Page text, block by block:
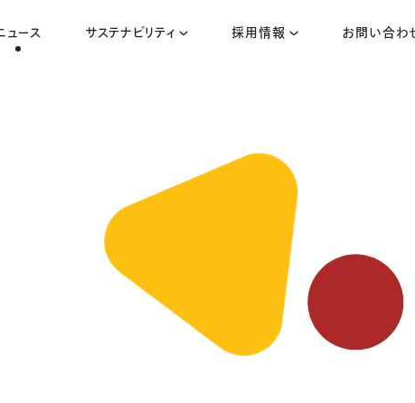
ュース サステナビリティ 採用情報 お問い合わ